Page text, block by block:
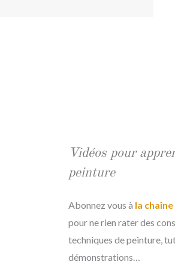
Vidéos pour
peinture
Abonnez vous à la
pour ne rien rater des
techniques de peinture,
démonstrations…